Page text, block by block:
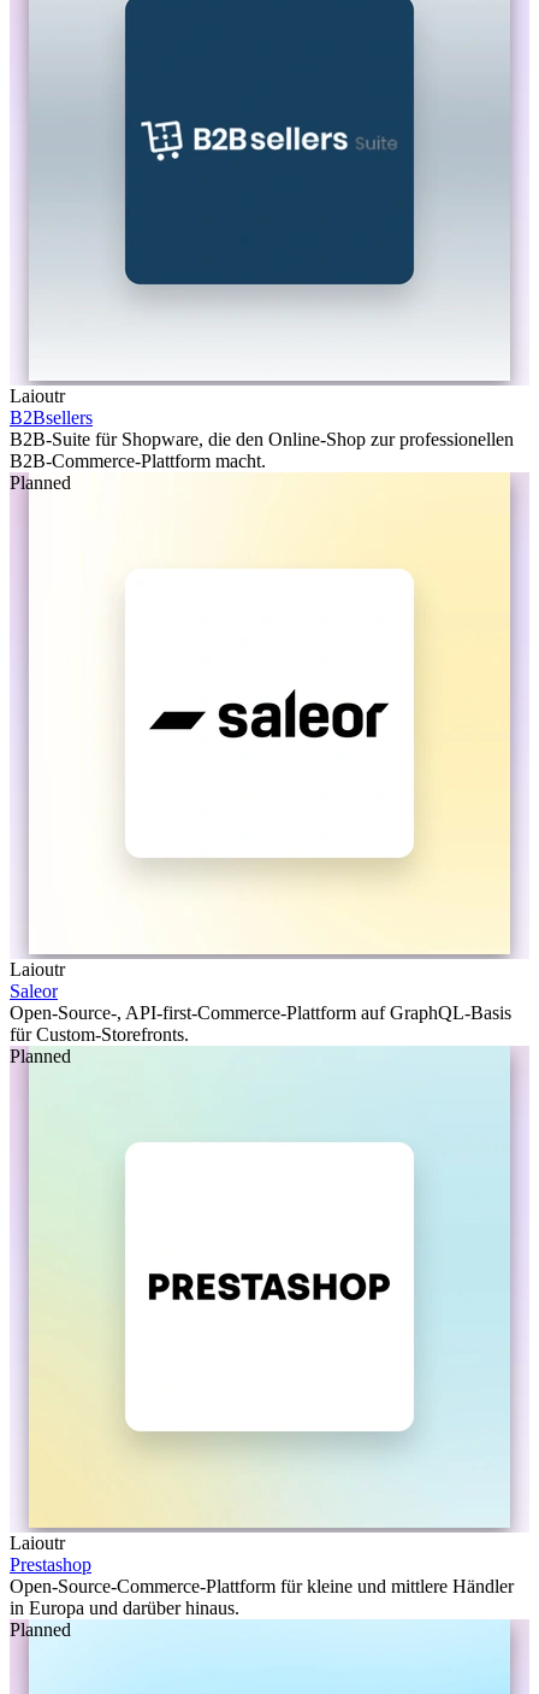
Laioutr
B2Bsellers
B2B-Suite für Shopware, die den Online-Shop zur professionellen
B2B-Commerce-Plattform macht.
Planned
Laioutr
Saleor
Open-Source-, API-first-Commerce-Plattform auf GraphQL-Basis
für Custom-Storefronts.
Planned
Laioutr
Prestashop
Open-Source-Commerce-Plattform für kleine und mittlere Händler
in Europa und darüber hinaus.
Planned